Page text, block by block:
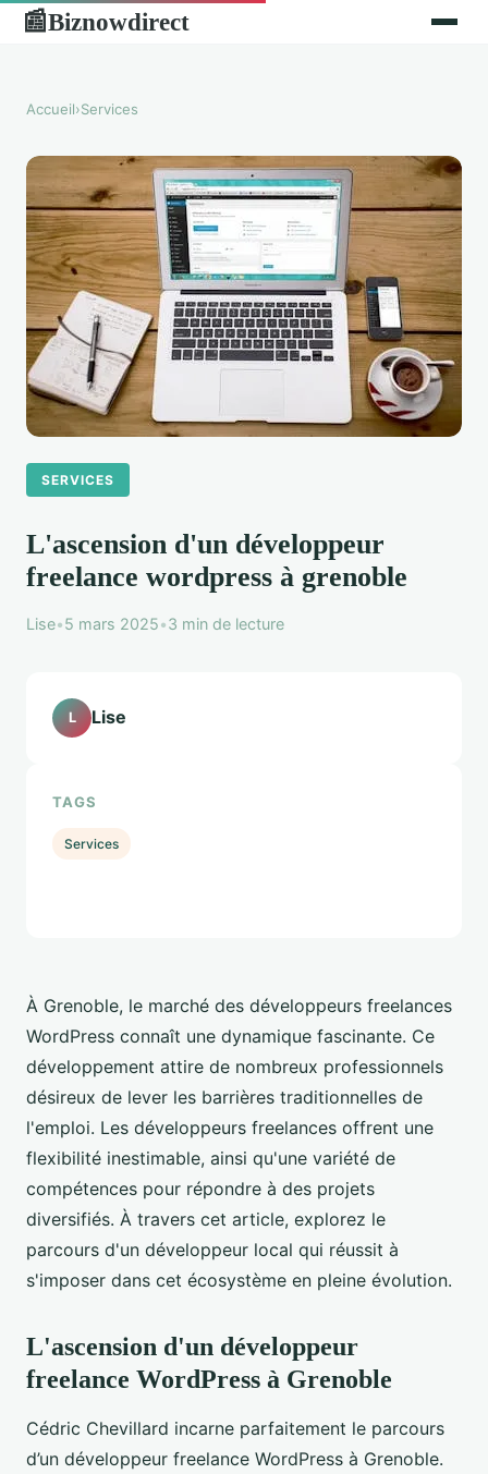
📰Biznowdirect
Accueil›Services
SERVICES
L'ascension d'un développeur
freelance wordpress à grenoble
Lise•5 mars 2025•3 min de lecture
À Grenoble, le marché des développeurs freelances
WordPress connaît une dynamique fascinante. Ce
développement attire de nombreux professionnels
désireux de lever les barrières traditionnelles de
l'emploi. Les développeurs freelances offrent une
flexibilité inestimable, ainsi qu'une variété de
compétences pour répondre à des projets
diversifiés. À travers cet article, explorez le
parcours d'un développeur local qui réussit à
s'imposer dans cet écosystème en pleine évolution.
L'ascension d'un développeur
freelance WordPress à Grenoble
Cédric Chevillard incarne parfaitement le parcours
d’un développeur freelance WordPress à Grenoble.
L Lise
TAGS
Services